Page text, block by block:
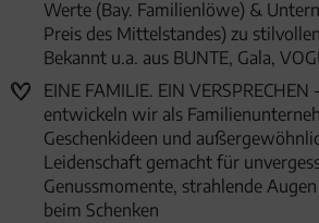
Werte (Bay. Familienlöwe) &
Preis des Mittelstandes) zu
Bekannt u.a. aus BUNTE, Gala,
EINE FAMILIE. EIN VERSPRECHEN
entwickeln wir als
Geschenkideen und
Leidenschaft gemacht für
Genussmomente, strahlende
beim Schenken